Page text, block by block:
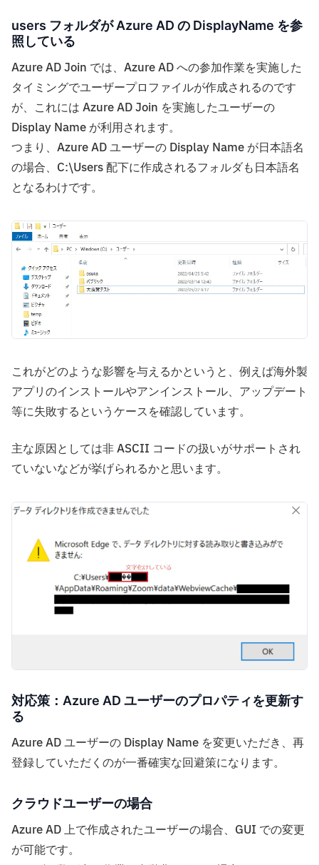
users フォルダが Azure AD の DisplayName を参
照している
Azure AD Join では、Azure AD への参加作業を実施した
タイミングでユーザープロファイルが作成されるのです
が、これには Azure AD Join を実施したユーザーの
Display Name が利用されます。
つまり、Azure AD ユーザーの Display Name が日本語名
の場合、C:\Users 配下に作成されるフォルダも日本語名
となるわけです。
これがどのような影響を与えるかというと、例えば海外製
アプリのインストールやアンインストール、アップデート
等に失敗するというケースを確認しています。
主な原因としては非 ASCII コードの扱いがサポートされ
ていないなどが挙げられるかと思います。
対応策：Azure AD ユーザーのプロパティを更新す
る
Azure AD ユーザーの Display Name を変更いただき、再
登録していただくのが一番確実な回避策になります。
クラウドユーザーの場合
Azure AD 上で作成されたユーザーの場合、GUI での変更
が可能です。